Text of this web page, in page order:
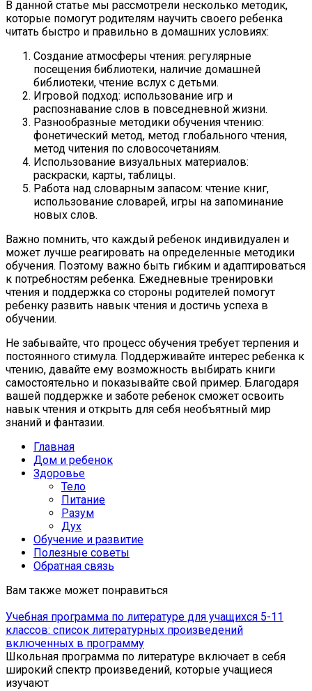
В данной статье мы рассмотрели несколько методик,
которые помогут родителям научить своего ребенка
читать быстро и правильно в домашних условиях:
Создание атмосферы чтения: регулярные
посещения библиотеки, наличие домашней
библиотеки, чтение вслух с детьми.
Игровой подход: использование игр и
распознавание слов в повседневной жизни.
Разнообразные методики обучения чтению:
фонетический метод, метод глобального чтения,
метод читения по словосочетаниям.
Использование визуальных материалов:
раскраски, карты, таблицы.
Работа над словарным запасом: чтение книг,
использование словарей, игры на запоминание
новых слов.
Важно помнить, что каждый ребенок индивидуален и
может лучше реагировать на определенные методики
обучения. Поэтому важно быть гибким и адаптироваться
к потребностям ребенка. Ежедневные тренировки
чтения и поддержка со стороны родителей помогут
ребенку развить навык чтения и достичь успеха в
обучении.
Не забывайте, что процесс обучения требует терпения и
постоянного стимула. Поддерживайте интерес ребенка к
чтению, давайте ему возможность выбирать книги
самостоятельно и показывайте свой пример. Благодаря
вашей поддержке и заботе ребенок сможет освоить
навык чтения и открыть для себя необъятный мир
знаний и фантазии.
Главная
Дом и ребенок
Здоровье
Тело
Питание
Разум
Дух
Обучение и развитие
Полезные советы
Обратная связь
Вам также может понравиться
Учебная программа по литературе для учащихся 5-11
классов: список литературных произведений
включенных в программу
Школьная программа по литературе включает в себя
широкий спектр произведений, которые учащиеся
изучают